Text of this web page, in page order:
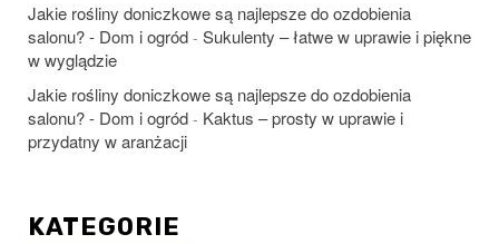
Jakie rośliny doniczkowe są najlepsze do ozdobienia
salonu? - Dom i ogród - Sukulenty – łatwe w uprawie i piękne
w wyglądzie
Jakie rośliny doniczkowe są najlepsze do ozdobienia
salonu? - Dom i ogród - Kaktus – prosty w uprawie i
przydatny w aranżacji
KATEGORIE